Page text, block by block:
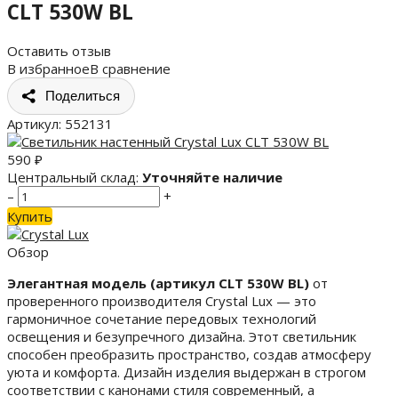
CLT 530W BL
Оставить отзыв
В избранноеВ сравнение
Поделиться
Артикул: 552131
590 ₽
Центральный склад: Уточняйте наличие
–
+
Купить
Обзор
Элегантная модель (артикул CLT 530W BL) от
проверенного производителя Crystal Lux — это
гармоничное сочетание передовых технологий
освещения и безупречного дизайна. Этот светильник
способен преобразить пространство, создав атмосферу
уюта и комфорта. Дизайн изделия выдержан в строгом
соответствии с канонами стиля современный, а